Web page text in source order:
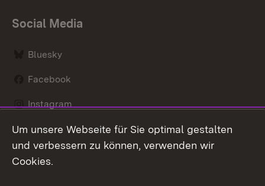
Social Media
Bluesky
Facebook
Instagram
LinkedIn
Um unsere Webseite für Sie optimal gestalten
und verbessern zu können, verwenden wir
Cookies.